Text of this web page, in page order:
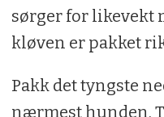
ca. 71 cm, L: ca.
ca. 102 cm
sørger for likevekt
kløven er pakket
Pakk det tyngste
nærmest hunden.